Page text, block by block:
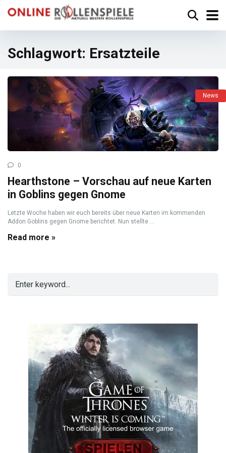
Schlagwort: Ersatzteile
News
0
Hearthstone – Vorschau auf neue Karten
in Goblins gegen Gnome
Letzte Woche haben wir euch bereits über neue Karten im kommenden
Addon Goblins gegen Gnome berichtet. Nun stellte ...
Read more »